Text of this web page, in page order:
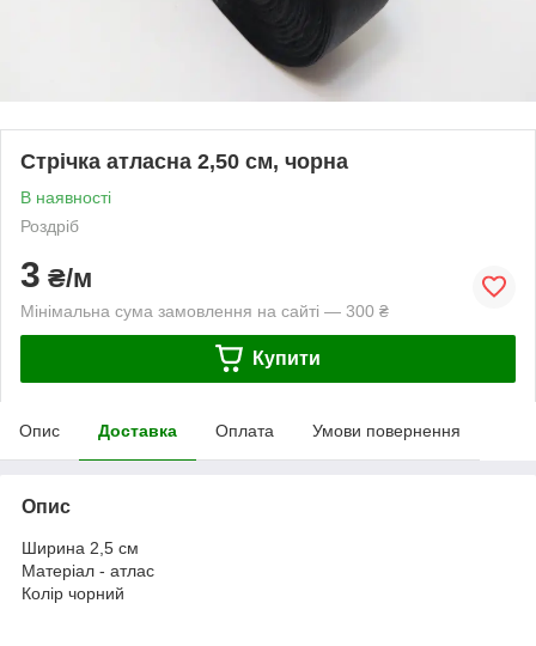
Стрічка атласна 2,50 см, чорна
В наявності
Роздріб
3 ₴/м
Мінімальна сума замовлення на сайті — 300 ₴
Купити
Опис Доставка Оплата Умови повернення
Опис
Ширина 2,5 см
Матеріал - атлас
Колір чорний